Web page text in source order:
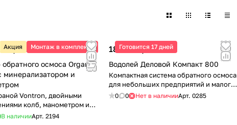
Акция Монтаж в комплекте
₽/шт
осмоса Organic
минерализатором и
Vontron, двойными
колб, манометром и
подключения.
В наличииАрт. 2194
Готовится 17 дней
18 300 ₽/шт
Водолей Деловой Компакт 800
Компактная система обратного осмоса
для небольших предприятий и малого
бизнеса
0 0 Нет в наличииАрт. 0285